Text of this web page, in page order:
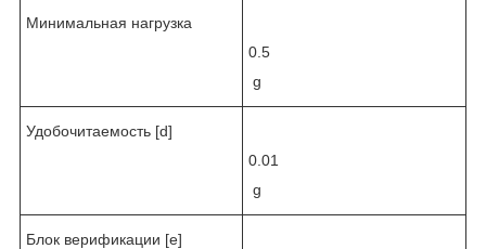
Минимальная нагрузка
0.5
g
Удобочитаемость [d]
0.01
g
Блок верификации [e]